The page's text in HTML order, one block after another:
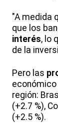
"A medida
que los
interés, lo
de la
Pero las
región:
(+2.7 %),
(+2.5 %).